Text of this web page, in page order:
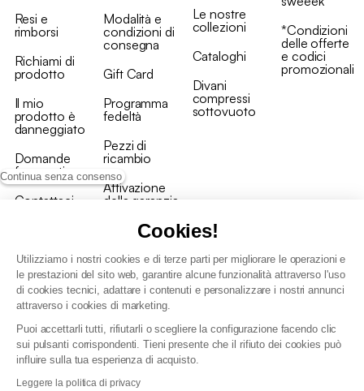
Continua senza consenso
Cookies!
Utilizziamo i nostri cookies e di terze parti per migliorare le operazioni e
le prestazioni del sito web, garantire alcune funzionalità attraverso l'uso
di cookies tecnici, adattare i contenuti e personalizzare i nostri annunci
attraverso i cookies di marketing.
Puoi accettarli tutti, rifiutarli o scegliere la configurazione facendo clic
sui pulsanti corrispondenti. Tieni presente che il rifiuto dei cookies può
influire sulla tua esperienza di acquisto.
Leggere la politica di privacy
Resi e
rimborsi
Richiami di
prodotto
Il mio
prodotto è
danneggiato
Domande
frequenti
Contattaci
Modalità e
condizioni di
consegna
Gift Card
Programma
fedeltà
Pezzi di
ricambio
Attivazione
della garanzia
Le nostre
collezioni
Cataloghi
Divani
compressi
sottovuoto
*Condizioni
delle offerte
e codici
promozionali
Condizioni generali vendita
Politica di gestione dei dati personali e dei cookie
Condizioni generali di vendita per clienti professionali
Dichiarazione di accessibilità